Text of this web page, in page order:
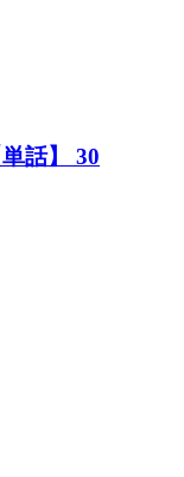
話】 30